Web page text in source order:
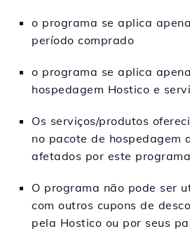
o programa se aplica
período comprado
o programa se aplica
hospedagem Hostico e
Os serviços/produtos
no pacote de hospedagem
afetados por este programa
O programa não pode ser
com outros cupons de
pela Hostico ou por seus